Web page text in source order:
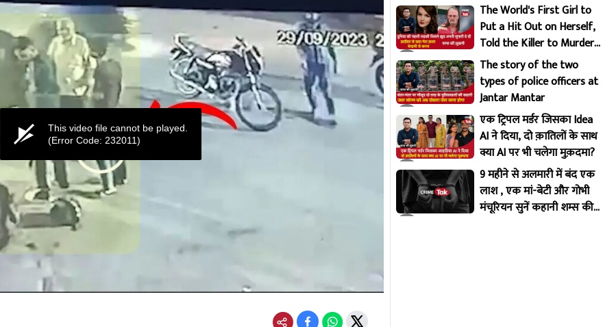
This video file cannot be played.
(Error Code: 232011)
The World's First Girl to
Put a Hit Out on Herself,
Told the Killer to Murder
Her Brutally
The story of the two
types of police officers at
Jantar Mantar
एक ट्रिपल मर्डर जिसका Idea
AI ने दिया, दो क़ातिलों के साथ
क्या AI पर भी चलेगा मुक़दमा?
9 महीने से अलमारी में बंद एक
लाश , एक मां-बेटी और गोभी
मंचूरियन सुनें कहानी शम्स की